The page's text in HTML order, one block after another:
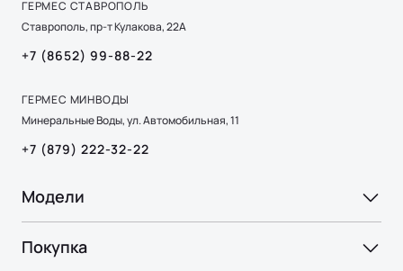
Ли Л9 | Li L9
ГЕРМЕС СТАВРОПОЛЬ
Ставрополь, пр-т Кулакова, 22А
+7 (8652) 99-88-22
ГЕРМЕС МИНВОДЫ
Минеральные Воды, ул. Автомобильная, 11
+7 (879) 222-32-22
Модели
Ли Л7 | Li L7
Покупка